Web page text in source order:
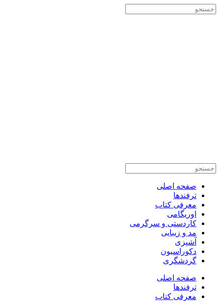
صفحه اصلی
ترفندها
معرفی کتاب
اوریگامی
کاردستی و سرگرمی
مد و زیبایی
آشپزی
دکوراسیون
گردشگری
صفحه اصلی
ترفندها
معرفی کتاب